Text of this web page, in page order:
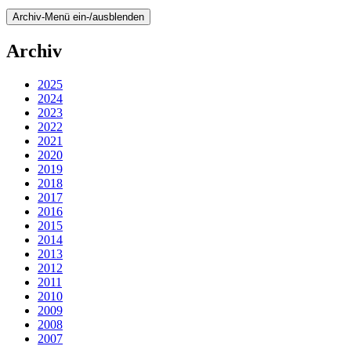
Archiv-Menü ein-/ausblenden
Archiv
2025
2024
2023
2022
2021
2020
2019
2018
2017
2016
2015
2014
2013
2012
2011
2010
2009
2008
2007